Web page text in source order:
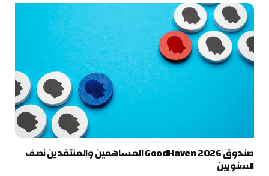
صندوق GoodHaven 2026 المساهمين والمنتقدين نصف
السنويين